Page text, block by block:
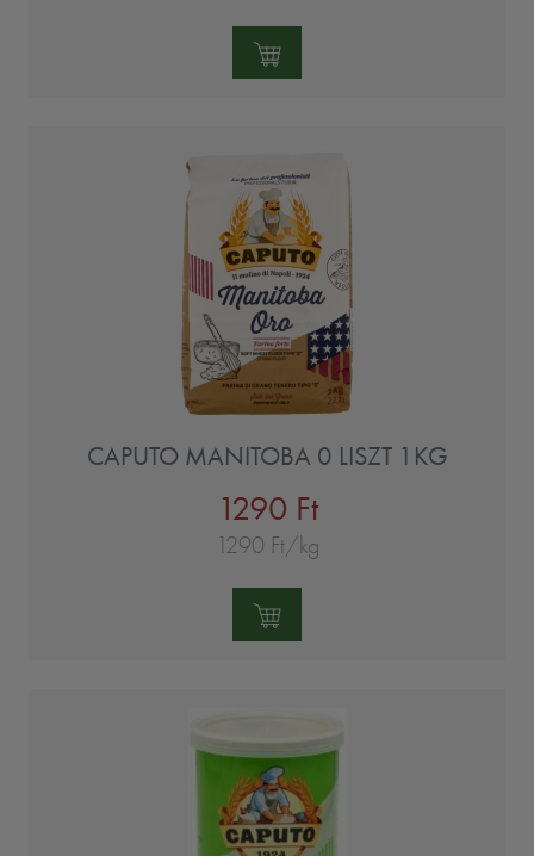
Mennyiség:
CAPUTO MANITOBA 0 LISZT 1KG
1290 Ft
1290 Ft/kg
Mennyiség: